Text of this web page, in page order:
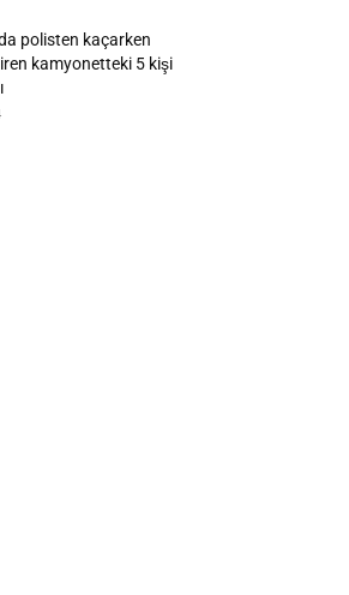
polisten kaçarken
kamyonetteki 5 kişi